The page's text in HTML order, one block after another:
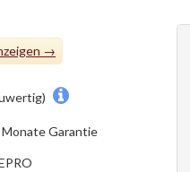
Monate Garantie